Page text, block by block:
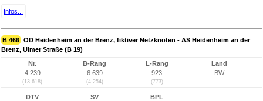
Infos...
B 466 OD Heidenheim an der Brenz, fiktiver Netzknoten - AS Heidenheim an der
Brenz, Ulmer Straße (B 19)
Nr.
4.239
(13.618)
B-Rang
6.639
(4.254)
L-Rang
923
(773)
Land
BW
DTV
SV
BPL